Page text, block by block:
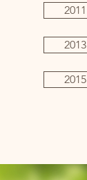
2011
2013
2015